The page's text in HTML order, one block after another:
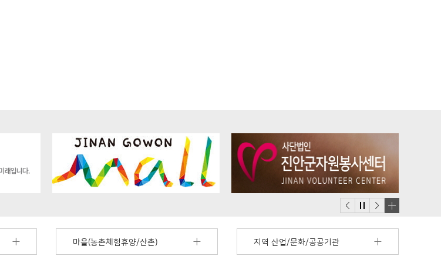
너
음
마을(농촌체험휴양/산촌) 지역 산업/문화/공공기관